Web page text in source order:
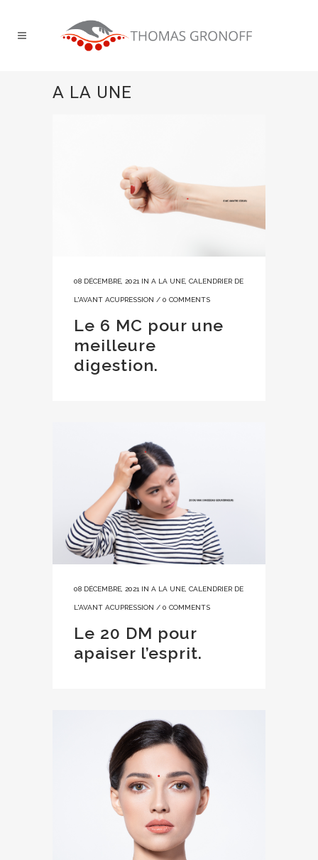
A LA UNE
08 DÉCEMBRE, 2021 IN A LA UNE CALENDRIER DE
L'AVANT ACUPRESSION / 0 COMMENTS
Le 6 MC pour une
meilleure
digestion.
08 DÉCEMBRE, 2021 IN A LA UNE CALENDRIER DE
L'AVANT ACUPRESSION / 0 COMMENTS
Le 20 DM pour
apaiser l’esprit.